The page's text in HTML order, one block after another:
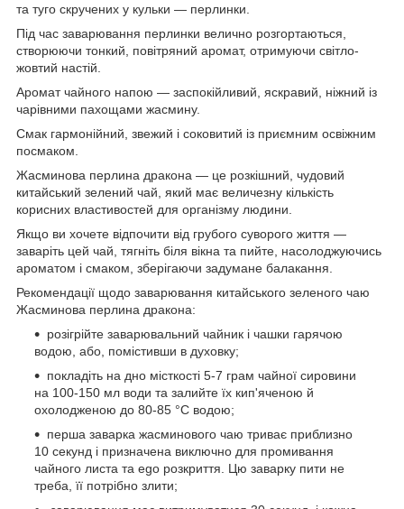
та туго скручених у кульки — перлинки.
Під час заварювання перлинки велично розгортаються,
створюючи тонкий, повітряний аромат, отримуючи світло-
жовтий настій.
Аромат чайного напою — заспокійливий, яскравий, ніжний із
чарівними пахощами жасмину.
Смак гармонійний, звeжий і соковитий із приємним освіжним
посмаком.
Жасминова перлина дракона — це розкішний, чудовий
китайський зелений чай, який має величезну кількість
корисних властивостей для організму людини.
Якщо ви хочете відпочити від грубого суворого життя —
заваріть цей чай, тягніть біля вікна та пийте, насолоджуючись
ароматом і смаком, зберігаючи задумане балакання.
Рекомендації щодо заварювання китайського зеленого чаю
Жасминова перлина дракона:
розігрійте заварювальний чайник і чашки гарячою
водою, або, помістивши в духовку;
покладіть на дно місткості 5-7 грам чайної сировини
на 100-150 мл води та залийте їх кип'яченою й
охолодженою до 80-85 °C водою;
перша заварка жасминового чаю триває приблизно
10 секунд і призначена виключно для промивання
чайного листа та ego розкриття. Цю заварку пити не
треба, її потрібно злити;